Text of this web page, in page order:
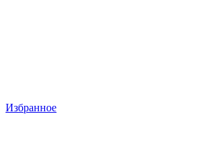
Избранное